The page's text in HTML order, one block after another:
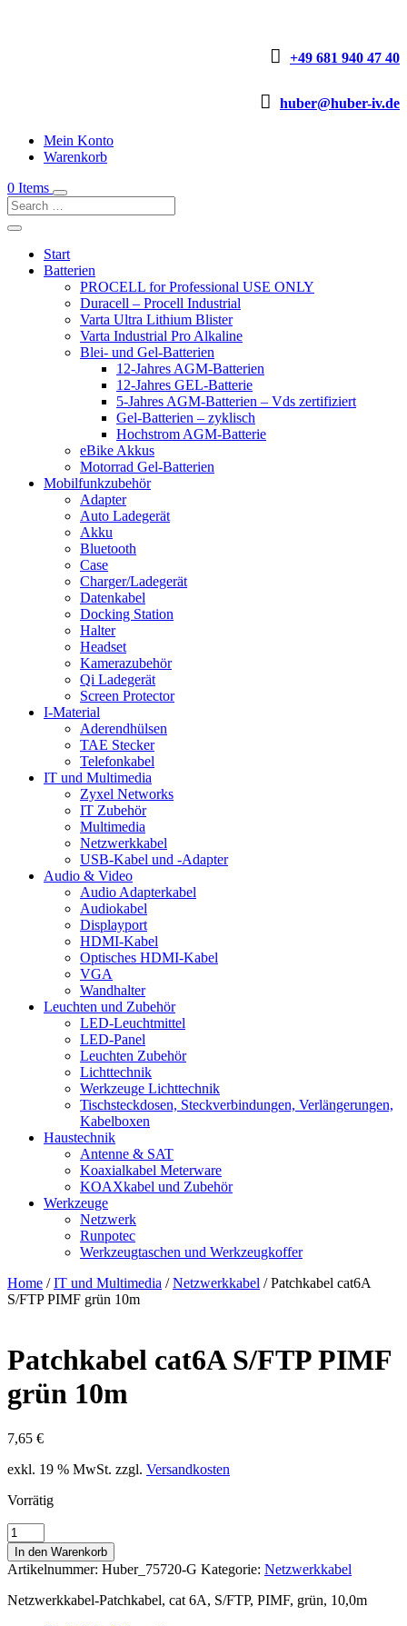
 +49 681 940 47 40
 huber@huber-iv.de
Mein Konto
Warenkorb
0 Items
Start
Batterien
PROCELL for Professional USE ONLY
Duracell – Procell Industrial
Varta Ultra Lithium Blister
Varta Industrial Pro Alkaline
Blei- und Gel-Batterien
12-Jahres AGM-Batterien
12-Jahres GEL-Batterie
5-Jahres AGM-Batterien – Vds zertifiziert
Gel-Batterien – zyklisch
Hochstrom AGM-Batterie
eBike Akkus
Motorrad Gel-Batterien
Mobilfunkzubehör
Adapter
Auto Ladegerät
Akku
Bluetooth
Case
Charger/Ladegerät
Datenkabel
Docking Station
Halter
Headset
Kamerazubehör
Qi Ladegerät
Screen Protector
I-Material
Aderendhülsen
TAE Stecker
Telefonkabel
IT und Multimedia
Zyxel Networks
IT Zubehör
Multimedia
Netzwerkkabel
USB-Kabel und -Adapter
Audio & Video
Audio Adapterkabel
Audiokabel
Displayport
HDMI-Kabel
Optisches HDMI-Kabel
VGA
Wandhalter
Leuchten und Zubehör
LED-Leuchtmittel
LED-Panel
Leuchten Zubehör
Lichttechnik
Werkzeuge Lichttechnik
Tischsteckdosen, Steckverbindungen, Verlängerungen,
Kabelboxen
Haustechnik
Antenne & SAT
Koaxialkabel Meterware
KOAXkabel und Zubehör
Werkzeuge
Netzwerk
Runpotec
Werkzeugtaschen und Werkzeugkoffer
Home /IT und Multimedia /Netzwerkkabel / Patchkabel cat6A
S/FTP PIMF grün 10m
Patchkabel cat6A S/FTP PIMF
grün 10m
7,65 €
exkl. 19 % MwSt. zzgl. Versandkosten
Vorrätig
Patchkabel
cat6A
S/FTP
PIMF
grün
In den Warenkorb
Artikelnummer: Huber_75720-G Kategorie: Netzwerkkabel
Netzwerkkabel-Patchkabel, cat 6A, S/FTP, PIMF, grün, 10,0m